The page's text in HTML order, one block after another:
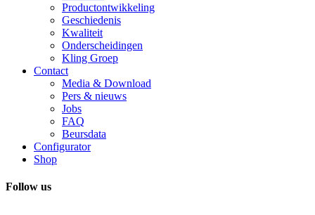
Productontwikkeling
Geschiedenis
Kwaliteit
Onderscheidingen
Kling Groep
Contact
Media & Download
Pers & nieuws
Jobs
FAQ
Beursdata
Configurator
Shop
Follow us